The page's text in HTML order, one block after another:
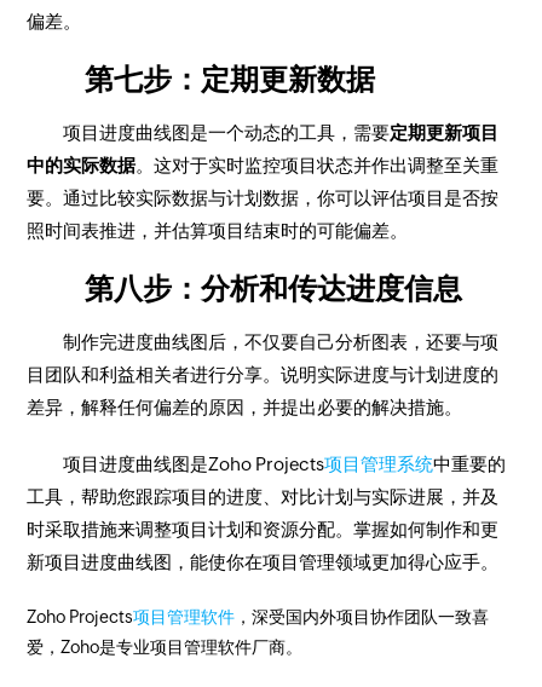
偏差。
第七步：定期更新数据
项目进度曲线图是一个动态的工具，需要定期更新项目
中的实际数据。这对于实时监控项目状态并作出调整至关重
要。通过比较实际数据与计划数据，你可以评估项目是否按
照时间表推进，并估算项目结束时的可能偏差。
第八步：分析和传达进度信息
制作完进度曲线图后，不仅要自己分析图表，还要与项
目团队和利益相关者进行分享。说明实际进度与计划进度的
差异，解释任何偏差的原因，并提出必要的解决措施。
项目进度曲线图是Zoho Projects项目管理系统中重要的
工具，帮助您跟踪项目的进度、对比计划与实际进展，并及
时采取措施来调整项目计划和资源分配。掌握如何制作和更
新项目进度曲线图，能使你在项目管理领域更加得心应手。
Zoho Projects项目管理软件 ，深受国内外项目协作团队一致喜
爱，Zoho是专业项目管理软件厂商。